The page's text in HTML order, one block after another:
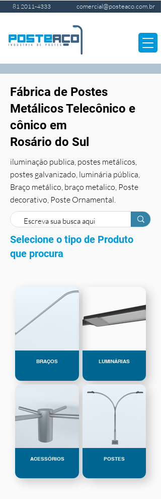
81 2011-4333 comercial@posteaco.com.br
Fábrica de Postes
Metálicos Telecônico e
cônico em
Rosário do Sul
iluminação publica, postes metálicos,
postes galvanizado, luminária pública,
Braço metálico, braço metalico, Poste
decorativo, Poste Ornamental.
Selecione o tipo de Produto
que procura
BRAÇOS LUMINÁRIAS
ACESSÓRIOS POSTES